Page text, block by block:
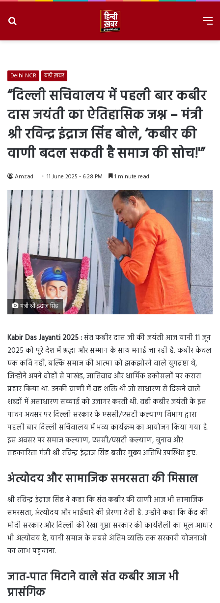
Delhi NCR बड़ी ख़बर
“दिल्ली सचिवालय में पहली बार कबीर
दास जयंती का ऐतिहासिक जश्न – मंत्री
श्री रविन्द्र इंद्राज सिंह बोले, ‘कबीर की
वाणी बदल सकती है समाज की सोच!'”
Amzad 11 June 2025 - 6:28 PM 1 minute read
मंत्री श्री इंद्राज सिंह
Kabir Das Jayanti 2025 :संत कबीर दास जी की जयंती आज यानी 11 जून
2025 को पूरे देश में श्रद्धा और सम्मान के साथ मनाई जा रही है. कबीर केवल
एक कवि नहीं, बल्कि समाज की आत्मा को झकझोरने वाले युगद्रष्टा थे,
जिन्होंने अपने दोहों से पाखंड, जातिवाद और धार्मिक ढकोसलों पर करारा
प्रहार किया था. उनकी वाणी में वह शक्ति थी जो साधारण से दिखने वाले
शब्दों में असाधारण सच्चाई को उजागर करती थी. वहीं कबीर जयंती के इस
पावन अवसर पर दिल्ली सरकार के एससी/एसटी कल्याण विभाग द्वारा
पहली बार दिल्ली सचिवालय में भव्य कार्यक्रम का आयोजन किया गया है.
इस अवसर पर समाज कल्याण, एससी/एसटी कल्याण, चुनाव और
सहकारिता मंत्री श्री रविन्द्र इंद्राज सिंह बतौर मुख्य अतिथि उपस्थित हुए.
अंत्योदय और सामाजिक समरसता की मिसाल
श्री रविन्द्र इंद्राज सिंह ने कहा कि संत कबीर की वाणी आज भी सामाजिक
समरसता, अंत्योदय और भाईचारे की प्रेरणा देती है. उन्होंने कहा कि केंद्र की
मोदी सरकार और दिल्ली की रेखा गुप्ता सरकार की कार्यशैली का मूल आधार
भी अंत्योदय है, यानी समाज के सबसे अंतिम व्यक्ति तक सरकारी योजनाओं
का लाभ पहुंचाना.
जात-पात मिटाने वाले संत कबीर आज भी
प्रासंगिक